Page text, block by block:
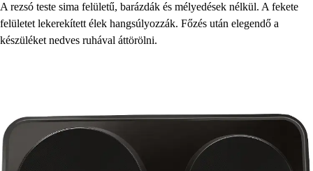
A rezsó teste sima felületű, barázdák és mélyedések nélkül. A fekete
felületet lekerekített élek hangsúlyozzák. Főzés után elegendő a
készüléket nedves ruhával áttörölni.